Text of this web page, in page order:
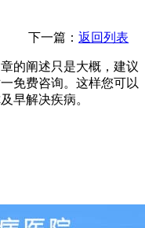
下一篇：返回列表
的阐述只是大概，建议
免费咨询。这样您可以
早解决疾病。